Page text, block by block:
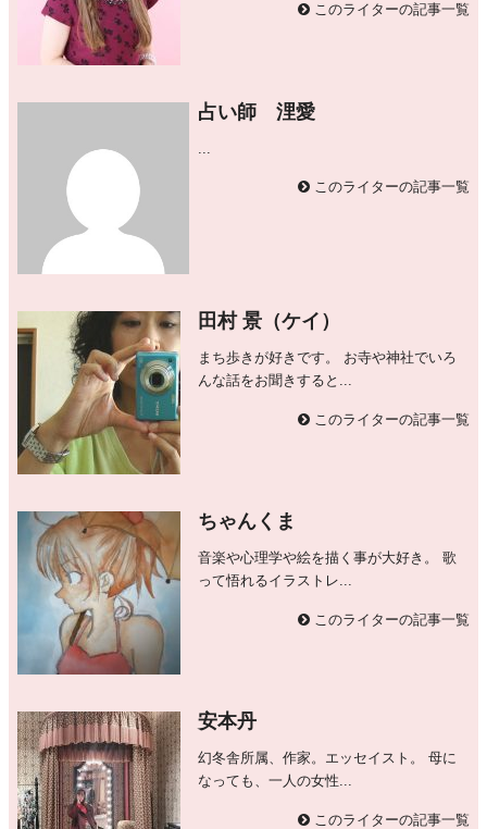
このライターの記事一覧
占い師 浬愛
...
このライターの記事一覧
田村 景（ケイ）
まち歩きが好きです。 お寺や神社でいろ
んな話をお聞きすると...
このライターの記事一覧
ちゃんくま
音楽や心理学や絵を描く事が大好き。 歌
って悟れるイラストレ...
このライターの記事一覧
安本丹
幻冬舎所属、作家。エッセイスト。 母に
なっても、一人の女性...
このライターの記事一覧